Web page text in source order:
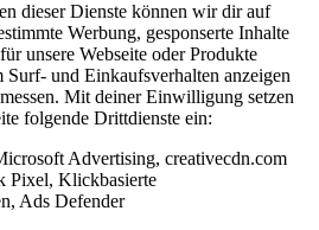
dieser Dienste können wir dir auf
Werbung, gesponserte Inhalte
unsere Webseite oder Produkte
Surf- und Einkaufsverhalten anzeigen
Mit deiner Einwilligung setzen
folgende Drittdienste ein:
Advertising, creativecdn.com
Pixel, Klickbasierte
Ads Defender